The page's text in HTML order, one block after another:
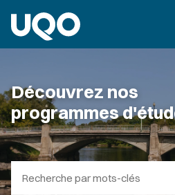
Découvrez nos
programmes